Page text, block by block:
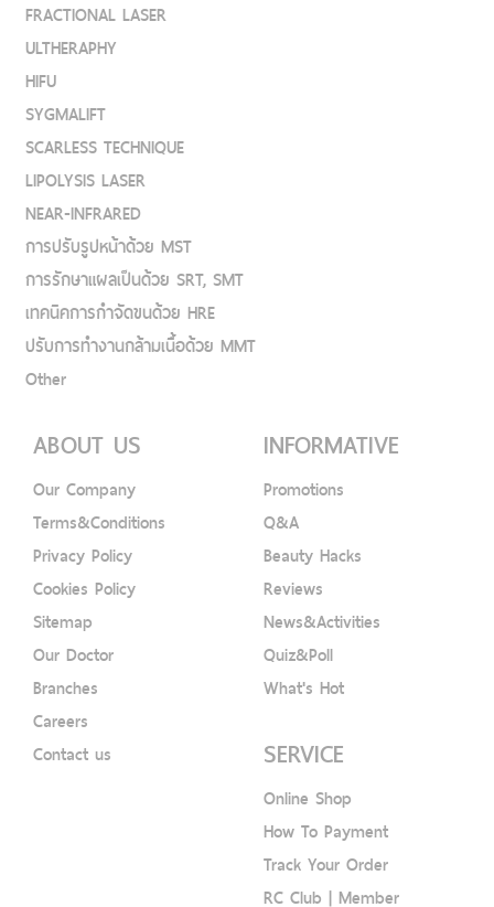
FRACTIONAL LASER
ULTHERAPHY
HIFU
SYGMALIFT
SCARLESS TECHNIQUE
LIPOLYSIS LASER
NEAR-INFRARED
การปรับรูปหน้าด้วย MST
การรักษาแผลเป็นด้วย SRT, SMT
เทคนิคการกำจัดขนด้วย HRE
ปรับการทำงานกล้ามเนื้อด้วย MMT
Other
ABOUT US
Our Company
Terms&Conditions
Privacy Policy
Cookies Policy
Sitemap
Our Doctor
Branches
Careers
Contact us
INFORMATIVE
Promotions
Q&A
Beauty Hacks
Reviews
News&Activities
Quiz&Poll
What's Hot
SERVICE
Online Shop
How To Payment
Track Your Order
RC Club | Member